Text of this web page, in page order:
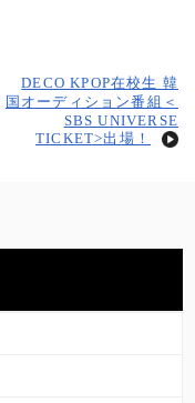
DECO KPOP在校生 韓
国オーディション番組＜
SBS UNIVERSE
TICKET>出場！